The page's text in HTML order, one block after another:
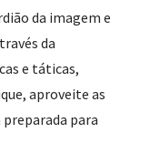
da imagem e
da
e táticas,
aproveite as
para